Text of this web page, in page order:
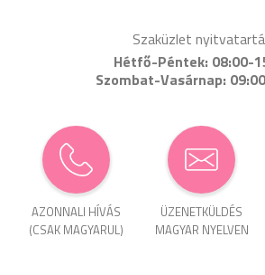
Szaküzlet
Hétfő-Péntek: 08:00-
Szombat-Vasárnap:
AZONNALI HÍVÁS
(CSAK MAGYARUL)
ÜZENET­KÜLDÉS
MAGYAR NYELVEN